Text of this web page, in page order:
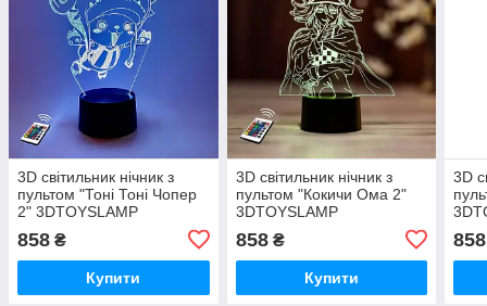
3D світильник нічник з
пультом "Тоні Тоні Чопер
2" 3DTOYSLAMP
858 ₴
Купити
3D світильник нічник з
пультом "Кокичи Ома 2"
3DTOYSLAMP
858₴
Купити
3D
858